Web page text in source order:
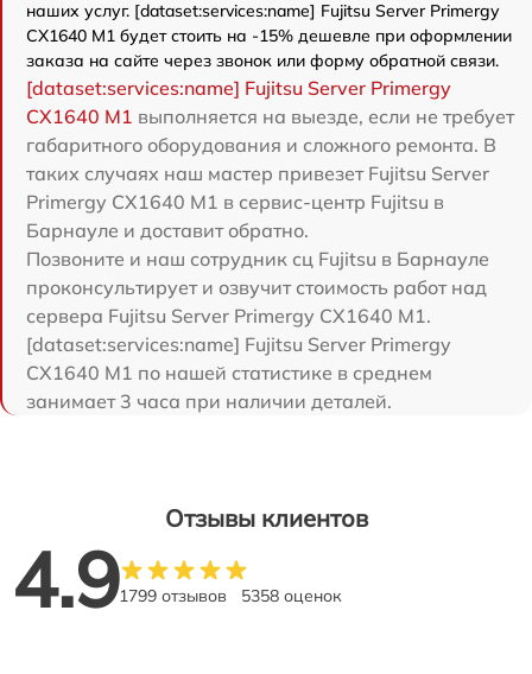
наших услуг. [dataset:services:name] Fujitsu Server Primergy
CX1640 M1 будет стоить на -15% дешевле при оформлении
заказа на сайте через звонок или форму обратной связи.
[dataset:services:name] Fujitsu Server Primergy
CX1640 M1 выполняется на выезде, если не требует
габаритного оборудования и сложного ремонта. В
таких случаях наш мастер привезет Fujitsu Server
Primergy CX1640 M1 в сервис-центр Fujitsu в
Барнауле и доставит обратно.
Позвоните и наш сотрудник сц Fujitsu в Барнауле
проконсультирует и озвучит стоимость работ над
сервера Fujitsu Server Primergy CX1640 M1.
[dataset:services:name] Fujitsu Server Primergy
CX1640 M1 по нашей статистике в среднем
занимает 3 часа при наличии деталей.
Отзывы клиентов
4.91799 отзывов 5358 оценок